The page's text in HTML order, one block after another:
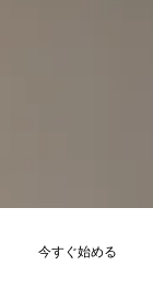
今すぐ始める